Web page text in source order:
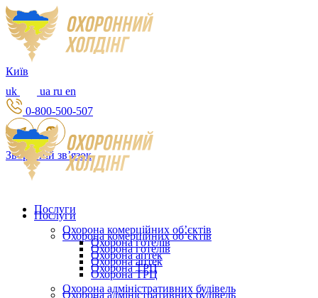
Київ
uk
ua ru en
0-800-500-507
Зворотній зв’язок
Послуги
Охорона комерційних об’єктів
Охорона готелів
Охорона аптек
Охорона ТРЦ
Охорона адміністративних будівель
Послуги
Охорона комерційних об’єктів
Охорона готелів
Охорона аптек
Охорона ТРЦ
Охорона адміністративних будівель